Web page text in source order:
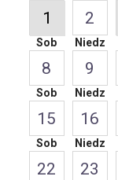
1 2
Sob
8
Niedz
9
Sob
15
Niedz
16
Sob
22
Niedz
23